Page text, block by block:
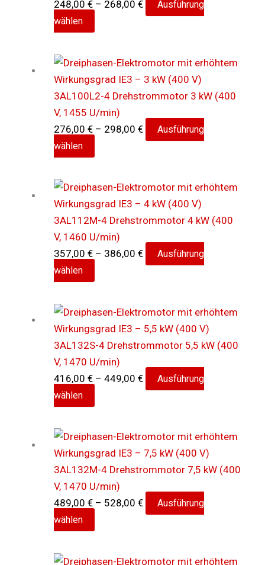
248,00 € – 268,00 €Preisspanne:
Ausführung
wählen
mehrere
Varianten
auf.
Die
Optionen
der
Produktseite
gewählt
werden
3AL100L2-4 Drehstrommotor 3 kW (400
V, 1455 U/min)
276,00 € – 298,00 €Preisspanne:
276,00 €
Ausführung
wählen
Produkt
mehrere
Varianten
auf.
Die
Optionen
der
Produktseite
gewählt
werden
3AL112M-4 Drehstrommotor 4 kW (400
V, 1460 U/min)
357,00 € – 386,00 €Preisspanne:
Ausführung
wählen
mehrere
Varianten
auf.
Die
Optionen
der
Produktseite
gewählt
werden
3AL132S-4 Drehstrommotor 5,5 kW (400
V, 1470 U/min)
416,00 € – 449,00 €Preisspanne:
416,00 €
Ausführung
wählen
Produkt
mehrere
Varianten
auf.
Die
Optionen
der
3AL132M-4 Drehstrommotor 7,5 kW (400
V, 1470 U/min)
489,00 € – 528,00 €Preisspanne:
Ausführung
wählen